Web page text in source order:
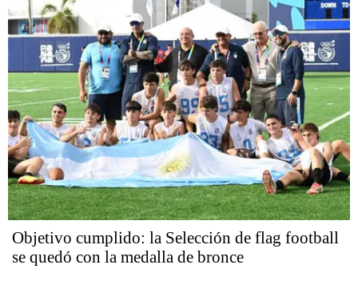
Objetivo cumplido: la Selección de flag football
se quedó con la medalla de bronce